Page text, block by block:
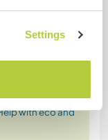
Settings
8 avr. 2026
with eco and